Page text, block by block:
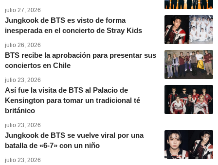
julio 27, 2026
Jungkook de BTS es visto de forma
inesperada en el concierto de Stray Kids
julio 26, 2026
BTS recibe la aprobación para presentar sus
conciertos en Chile
julio 23, 2026
Así fue la visita de BTS al Palacio de
Kensington para tomar un tradicional té
británico
julio 23, 2026
Jungkook de BTS se vuelve viral por una
batalla de «6-7» con un niño
julio 23, 2026